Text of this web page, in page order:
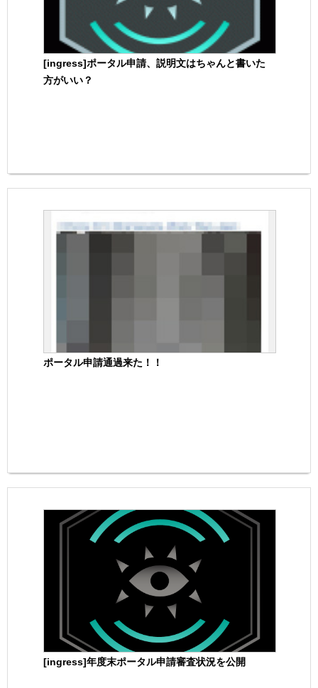
[ingress]ポータル申請、説明文はちゃんと書いた
方がいい？
ポータル申請通過来た！！
[ingress]年度末ポータル申請審査状況を公開